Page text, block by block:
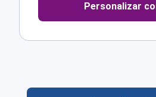
Personalizar